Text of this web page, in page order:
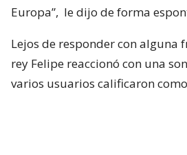
Europa”, le dijo de forma
Lejos de responder con alguna
rey Felipe reaccionó con una
varios usuarios calificaron